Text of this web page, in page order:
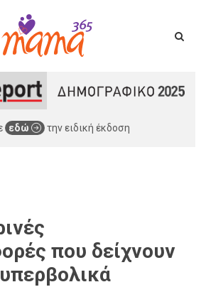
εδώ την ειδική έκδοση
που δείχνουν